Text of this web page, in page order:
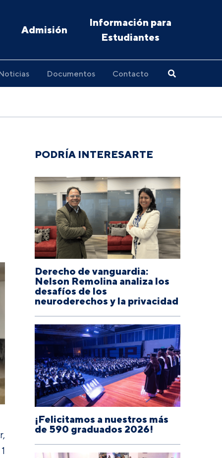
Admisión
Información para
Estudiantes
Documentos Contacto
PODRÍA INTERESARTE
Derecho de vanguardia:
Nelson Remolina analiza los
desafíos de los
neuroderechos y la privacidad
¡Felicitamos a nuestros más
de 590 graduados 2026!